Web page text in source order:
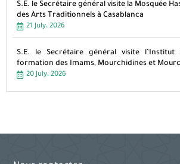
S.E. le Secrétaire général visite la Mosquée
des Arts Traditionnels à Casablanca
21 July، 2026
S.E. le Secrétaire général visite
formation des Imams, Mourchidines et
20 July، 2026